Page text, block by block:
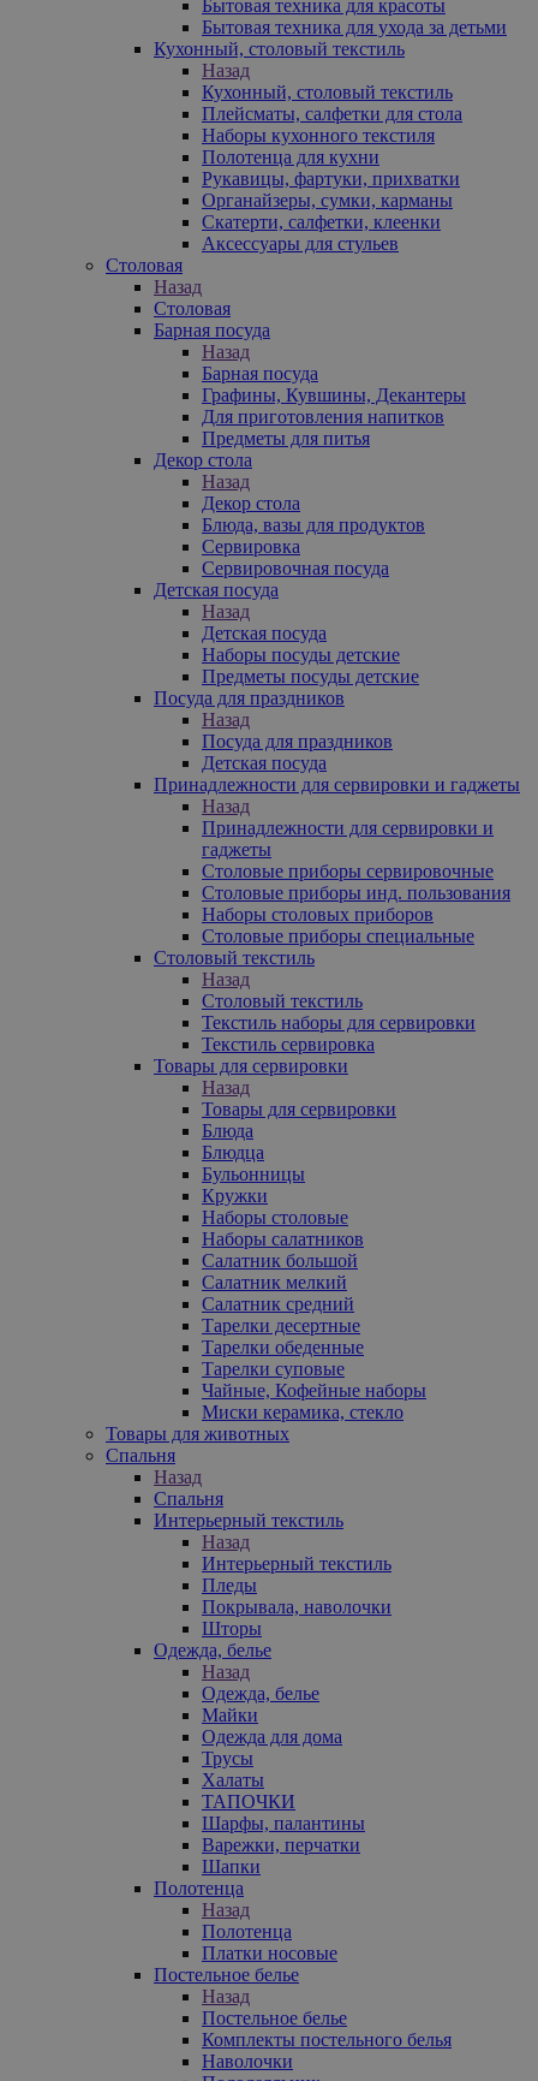
Бытовая техника для красоты
Бытовая техника для ухода за детьми
Кухонный, столовый текстиль
Назад
Кухонный, столовый текстиль
Плейсматы, салфетки для стола
Наборы кухонного текстиля
Полотенца для кухни
Рукавицы, фартуки, прихватки
Органайзеры, сумки, карманы
Скатерти, салфетки, клеенки
Аксессуары для стульев
Столовая
Назад
Столовая
Барная посуда
Назад
Барная посуда
Графины, Кувшины, Декантеры
Для приготовления напитков
Предметы для питья
Декор стола
Назад
Декор стола
Блюда, вазы для продуктов
Сервировка
Сервировочная посуда
Детская посуда
Назад
Детская посуда
Наборы посуды детские
Предметы посуды детские
Посуда для праздников
Назад
Посуда для праздников
Детская посуда
Принадлежности для сервировки и гаджеты
Назад
Принадлежности для сервировки и
гаджеты
Столовые приборы сервировочные
Столовые приборы инд. пользования
Наборы столовых приборов
Столовые приборы специальные
Столовый текстиль
Назад
Столовый текстиль
Текстиль наборы для сервировки
Текстиль сервировка
Товары для сервировки
Назад
Товары для сервировки
Блюда
Блюдца
Бульонницы
Кружки
Наборы столовые
Наборы салатников
Салатник большой
Салатник мелкий
Салатник средний
Тарелки десертные
Тарелки обеденные
Тарелки суповые
Чайные, Кофейные наборы
Миски керамика, стекло
Товары для животных
Спальня
Назад
Спальня
Интерьерный текстиль
Назад
Интерьерный текстиль
Пледы
Покрывала, наволочки
Шторы
Одежда, белье
Назад
Одежда, белье
Майки
Одежда для дома
Трусы
Халаты
ТАПОЧКИ
Шарфы, палантины
Варежки, перчатки
Шапки
Полотенца
Назад
Полотенца
Платки носовые
Постельное белье
Назад
Постельное белье
Комплекты постельного белья
Наволочки